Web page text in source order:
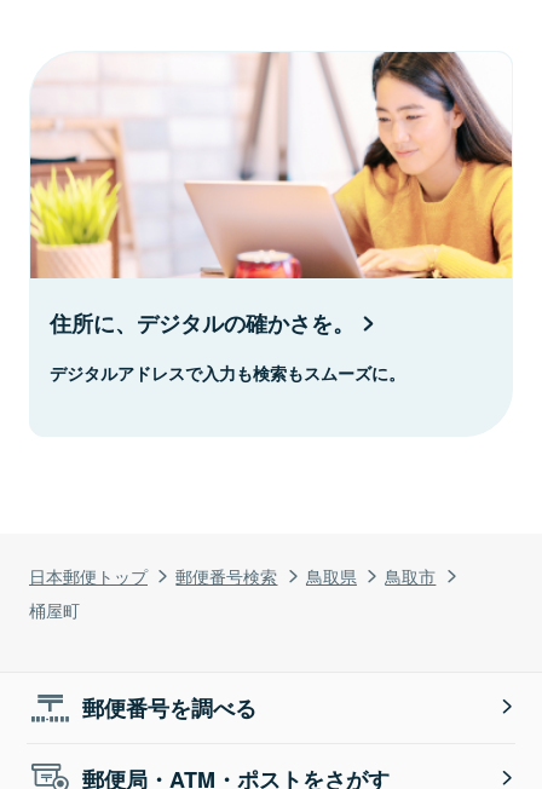
日本郵便トップ 郵便番号検索 鳥取県
鳥取市
桶屋町
住所に、デジタルの確かさを。
デジタルアドレスで入力も検索もスムーズに。
郵便番号を調べる
郵便局・ATM・ポストをさがす